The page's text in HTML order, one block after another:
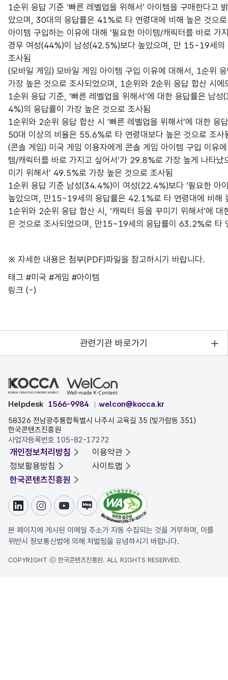
1순위 응답 기준 ‘빠른 레벨업을 위해서’ 아이템을 구매한다
았으며, 30대의 응답률은 41%로 타 연령대에 비해 높은 것으
아이템 구입하는 이유에 대해 ‘필요한 아이템/캐릭터를 바로 가
경우 여성(44%)이 남성(42.5%)보다 높았으며, 만 15~19세
조사됨
(모바일 게임) 모바일 게임 아이템 구입 이유에 대해서, 1순위
가장 높은 것으로 조사되었으며, 1순위와 2순위 응답 합산 시
1순위 응답 기준, ‘빠른 레벨업을 위해서’에 대한 응답률은
4%)의 응답률이 가장 높은 것으로 조사됨
1순위와 2순위 응답 합산 시 ‘빠른 레벨업을 위해서’에 대한
50대 이상의 비율은 55.6%로 타 연령대보다 높은 것으로 조사
(콘솔 게임) 미국 게임 이용자에게 콘솔 게임 아이템 구입 이유
템/캐릭터를 바로 가지고 싶어서’가 29.8%로 가장 높게 나타
미기 위해서’ 49.5%로 가장 높은 것으로 조사됨
1순위 응답 기준 남성(34.4%)이 여성(22.4%)보다 ‘필요한 아
높았으며, 만15~19세의 응답률은 42.1%로 타 연령대에 비해
1순위와 2순위 응답 합산 시, ‘캐릭터 등을 꾸미기 위해서’에
은 것으로 조사되었으며, 만15~19세의 응답률이 63.2%로 타
※ 자세한 내용은 첨부(PDF)파일을 참고하시기 바랍니다.
태그 #미국 #게임 #아이템
링크 (-)
관련기관 바로가기
Helpdesk 1566-9984
welcon@kocca.kr
58326 전남광주통합특별시 나주시 교육길 35 (빛가람동 351)
한국콘텐츠진흥원
사업자등록번호 105-82-17272
개인정보처리방침
이용약관
정보활용방침
사이트맵
한국콘텐츠진흥원
링크드인인스타그램
유튜브블로그
본 페이지에 게시된 이메일 주소가 자동 수집되는 것을 거부하며, 이를
위반시 정보통신법에 의해 처벌됨을 유념하시기 바랍니다.
COPYRIGHT ⓒ 한국콘텐츠진흥원. ALL RIGHTS RESERVED.